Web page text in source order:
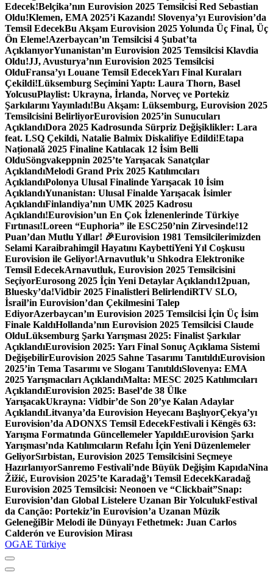
Edecek!Belçika’nın Eurovision 2025 Temsilcisi Red Sebastian
Oldu!Klemen, EMA 2025’i Kazandı! Slovenya’yı Eurovision’da
Temsil EdecekBu Akşam Eurovision 2025 Yolunda Üç Final, Üç
Ön Eleme!Azerbaycan’ın Temsilcisi 4 Şubat’ta
AçıklanıyorYunanistan’ın Eurovision 2025 Temsilcisi Klavdia
Oldu!JJ, Avusturya’nın Eurovision 2025 Temsilcisi
OlduFransa’yı Louane Temsil EdecekYarı Final Kuraları
Çekildi!Lüksemburg Seçimini Yaptı: Laura Thorn, Basel
YolcusuPlaylist: Ukrayna, İrlanda, Norveç ve Portekiz
Şarkılarını Yayınladı!Bu Akşam: Lüksemburg, Eurovision 2025
Temsilcisini BelirliyorEurovision 2025’in Sunucuları
AçıklandıDora 2025 Kadrosunda Sürpriz Değişiklikler: Lara
feat. LSQ Çekildi, Natalie Balmix Diskalifiye Edildi!Etapa
Națională 2025 Finaline Katılacak 12 İsim Belli
OlduSöngvakeppnin 2025’te Yarışacak Sanatçılar
AçıklandıMelodi Grand Prix 2025 Katılımcıları
AçıklandıPolonya Ulusal Finalinde Yarışacak 10 İsim
AçıklandıYunanistan: Ulusal Finalde Yarışacak İsimler
AçıklandıFinlandiya’nın UMK 2025 Kadrosu
Açıklandı!Eurovision’un En Çok İzlenenlerinde Türkiye
Fırtınası!Loreen “Euphoria” ile ESC250’nin Zirvesinde!12
Puan’dan Mutlu Yıllar! 🎉Eurovision 1981 Temsilcilerimizden
Selami Karaibrahimgil Hayatını KaybettiYeni Yıl Coşkusu
Eurovision ile Geliyor!Arnavutluk’u Shkodra Elektronike
Temsil EdecekArnavutluk, Eurovision 2025 Temsilcisini
SeçiyorEurosong 2025 İçin Yeni Detaylar Açıklandı12puan,
Bluesky’da!Vidbir 2025 Finalistleri BelirlendiRTV SLO,
İsrail’in Eurovision’dan Çekilmesini Talep
EdiyorAzerbaycan’ın Eurovision 2025 Temsilcisi İçin Üç İsim
Finale KaldıHollanda’nın Eurovision 2025 Temsilcisi Claude
OlduLüksemburg Şarkı Yarışması 2025: Finalist Şarkılar
AçıklandıEurovision 2025: Yarı Final Sonuç Açıklama Sistemi
DeğişebilirEurovision 2025 Sahne Tasarımı TanıtıldıEurovision
2025’in Tema Tasarımı ve Sloganı TanıtıldıSlovenya: EMA
2025 Yarışmacıları AçıklandıMalta: MESC 2025 Katılımcıları
AçıklandıEurovision 2025: Basel’de 38 Ülke
YarışacakUkrayna: Vidbir’de Son 20’ye Kalan Adaylar
AçıklandıLitvanya’da Eurovision Heyecanı BaşlıyorÇekya’yı
Eurovision’da ADONXS Temsil EdecekFestivali i Këngës 63:
Yarışma Formatında Güncellemeler YapıldıEurovision Şarkı
Yarışması’nda Katılımcıların Refahı İçin Yeni Düzenlemeler
GeliyorSırbistan, Eurovision 2025 Temsilcisini Seçmeye
HazırlanıyorSanremo Festivali’nde Büyük Değişim KapıdaNina
Žižić, Eurovision 2025’te Karadağ’ı Temsil EdecekKaradağ
Eurovision 2025 Temsilcisi: Neonoen ve “Clickbait”Snap:
Eurovision’dan Global Listelere Uzanan Bir YolculukFestival
da Canção: Portekiz’in Eurovision’a Uzanan Müzik
GeleneğiBir Melodi ile Dünyayı Fethetmek: Juan Carlos
Calderón ve Eurovision Mirası
OGAE Türkiye